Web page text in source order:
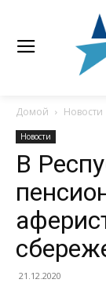
Домой Новости
Новости
В
21.12.2020